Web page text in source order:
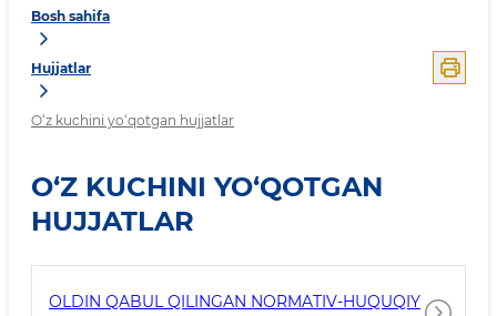
Bosh sahifa
Hujjatlar
O‘z kuchini yo‘qotgan hujjatlar
O‘Z KUCHINI YO‘QOTGAN
HUJJATLAR
OLDIN QABUL QILINGAN NORMATIV-HUQUQIY